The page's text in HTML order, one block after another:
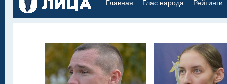
Главная Глас народа Рейтинги